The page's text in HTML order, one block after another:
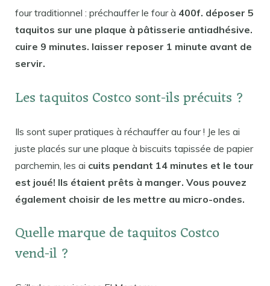
four traditionnel : préchauffer le four à 400f. déposer 5
taquitos sur une plaque à pâtisserie antiadhésive.
cuire 9 minutes. laisser reposer 1 minute avant de
servir.
Les taquitos Costco sont-ils précuits ?
Ils sont super pratiques à réchauffer au four ! Je les ai
juste placés sur une plaque à biscuits tapissée de papier
parchemin, les ai cuits pendant 14 minutes et le tour
est joué! Ils étaient prêts à manger. Vous pouvez
également choisir de les mettre au micro-ondes.
Quelle marque de taquitos Costco
vend-il ?